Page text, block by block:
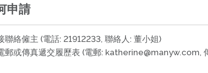
申請
聯絡僱主 (電話: 21912233, 聯絡人: 董小姐)
郵或傳真遞交履歷表 (電郵: katherine@manyw.com,